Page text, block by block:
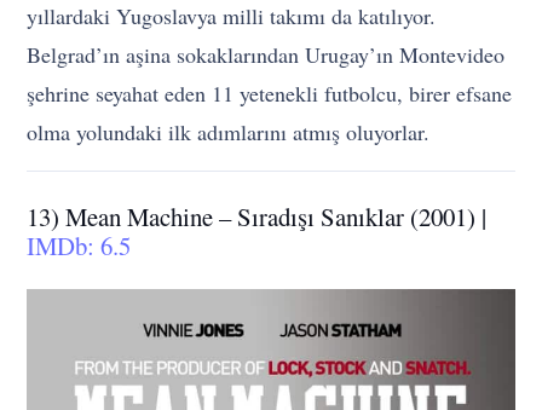
yıllardaki Yugoslavya milli takımı da katılıyor.
Belgrad’ın aşina sokaklarından Urugay’ın Montevideo
şehrine seyahat eden 11 yetenekli futbolcu, birer efsane
olma yolundaki ilk adımlarını atmış oluyorlar.
13) Mean Machine – Sıradışı Sanıklar (2001) |
IMDb: 6.5